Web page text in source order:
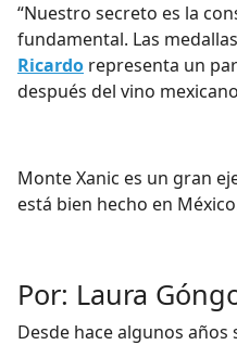
“Nuestro secreto es la
fundamental. Las
Ricardo representa un
después del vino
Monte Xanic es un gran
está bien hecho en
Por: Laura
Desde hace algunos años